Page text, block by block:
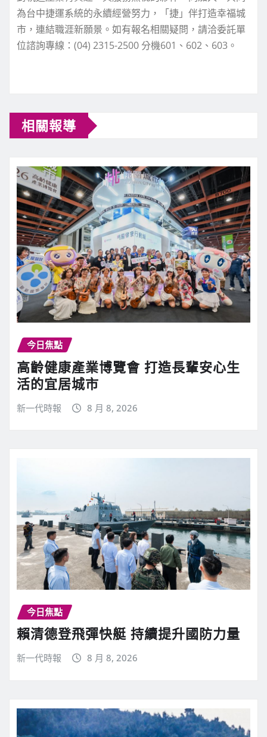
為台中捷運系統的永續經營努力，「捷」伴打造幸福城
市，連結職涯新願景。如有報名相關疑問，請洽委託單
位諮詢專線：(04) 2315-2500 分機601、602、603。
相關報導
今日焦點
高齡健康產業博覽會 打造長輩安心生
活的宜居城市
新一代時報 8 月 8, 2026
今日焦點
賴清德登飛彈快艇 持續提升國防力量
新一代時報 8 月 8, 2026